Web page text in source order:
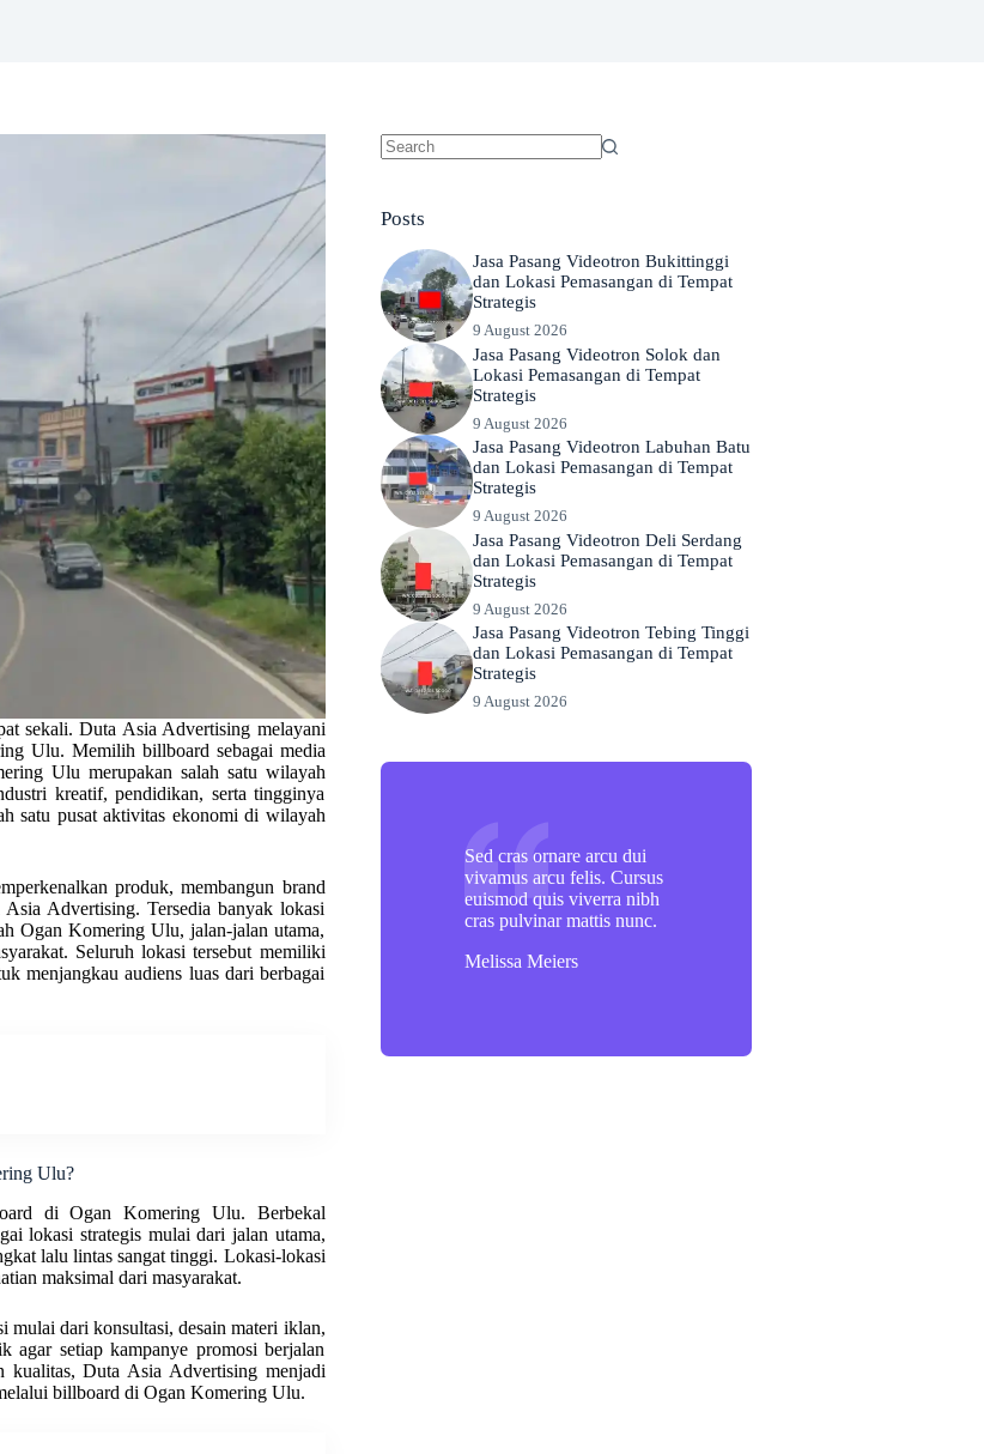
sekali. Duta Asia Advertising melayani
Ulu. Memilih billboard sebagai media
Ulu merupakan salah satu wilayah
kreatif, pendidikan, serta tingginya
satu pusat aktivitas ekonomi di wilayah
produk, membangun brand
Advertising. Tersedia banyak lokasi
Ogan Komering Ulu, jalan-jalan utama,
Seluruh lokasi tersebut memiliki
menjangkau audiens luas dari berbagai
Ulu?
di Ogan Komering Ulu. Berbekal
lokasi strategis mulai dari jalan utama,
lalu lintas sangat tinggi. Lokasi-lokasi
maksimal dari masyarakat.
mulai dari konsultasi, desain materi iklan,
agar setiap kampanye promosi berjalan
kualitas, Duta Asia Advertising menjadi
billboard di Ogan Komering Ulu.
Posts
Jasa Pasang Videotron Bukittinggi
dan Lokasi Pemasangan di Tempat
Strategis
9 August 2026
Jasa Pasang Videotron Solok dan
Lokasi Pemasangan di Tempat
Strategis
9 August 2026
Jasa Pasang Videotron Labuhan Batu
dan Lokasi Pemasangan di Tempat
Strategis
9 August 2026
Jasa Pasang Videotron Deli Serdang
dan Lokasi Pemasangan di Tempat
Strategis
9 August 2026
Jasa Pasang Videotron Tebing Tinggi
dan Lokasi Pemasangan di Tempat
Strategis
9 August 2026
Sed cras ornare arcu dui
vivamus arcu felis. Cursus
euismod quis viverra nibh
cras pulvinar mattis nunc.
Melissa Meiers